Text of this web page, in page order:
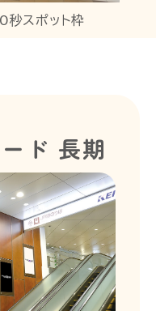
スポット枠
ド 長期